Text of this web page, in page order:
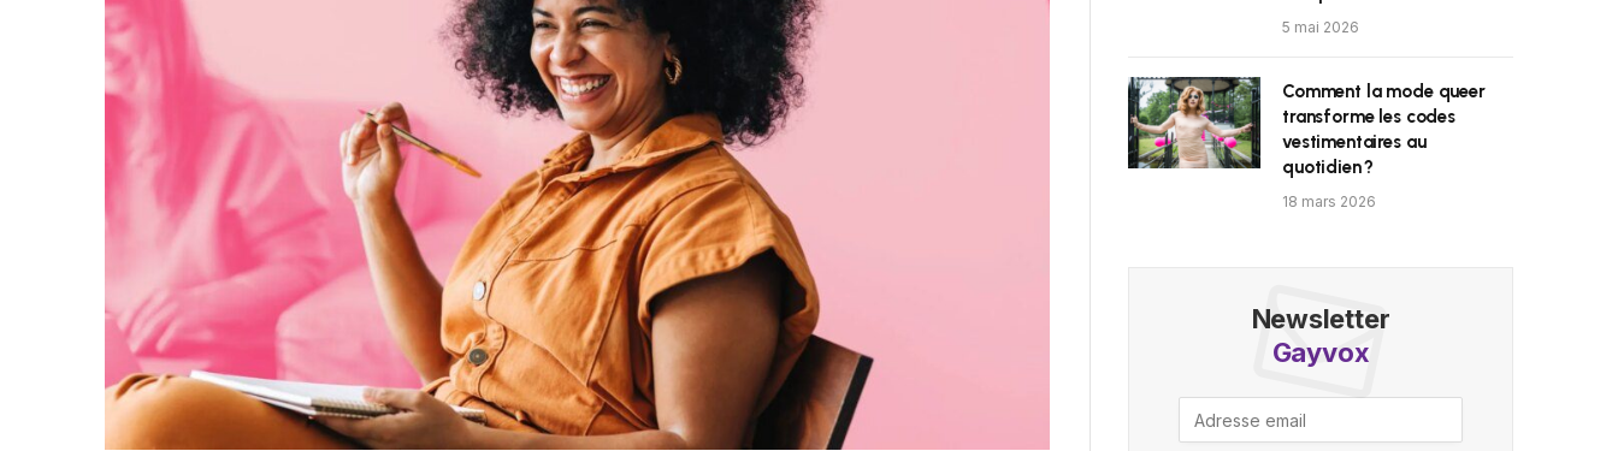
5 mai 2026
Comment la mode queer
transforme les codes
vestimentaires au
quotidien ?
18 mars 2026
Newsletter
Gayvox